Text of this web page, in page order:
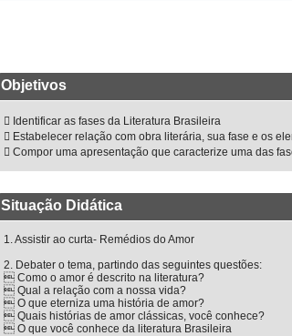
Objetivos
 Identificar as fases da Literatura Brasileira
 Estabelecer relação com obra literária, sua fase e os
 Compor uma apresentação que caracterize uma das
Situação Didática
1. Assistir ao curta- Remédios do Amor
2. Debater o tema, partindo das seguintes questões:
 Como o amor é descrito na literatura?
 Qual a relação com a nossa vida?
 O que eterniza uma história de amor?
 Quais histórias de amor clássicas, você conhece?
 O que você conhece da literatura Brasileira